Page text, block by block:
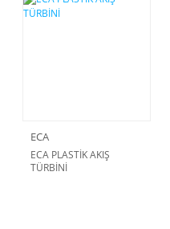
ECA
ECA PLASTİK AKIŞ
TÜRBİNİ